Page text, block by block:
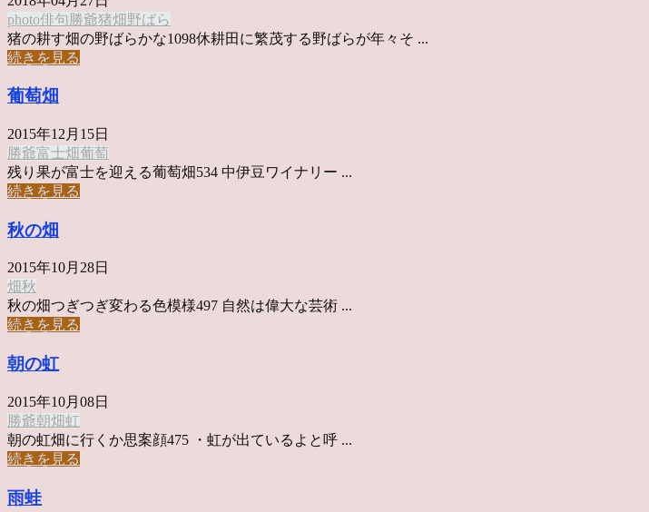
photo俳句 勝爺猪畑 野ばら
猪の耕す畑の野ばらかな1098休耕田に繁茂する野ばらが年々そ ...
続きを見る
葡萄畑
2015年12月15日
勝爺富士畑葡萄
残り果が富士を迎える葡萄畑534 中伊豆ワイナリー ...
続きを見る
秋の畑
2015年10月28日
畑秋
秋の畑つぎつぎ変わる色模様497 自然は偉大な芸術 ...
続きを見る
朝の虹
2015年10月08日
勝爺朝畑虹
朝の虹畑に行くか思案顔475 ・虹が出ているよと呼 ...
続きを見る
雨蛙